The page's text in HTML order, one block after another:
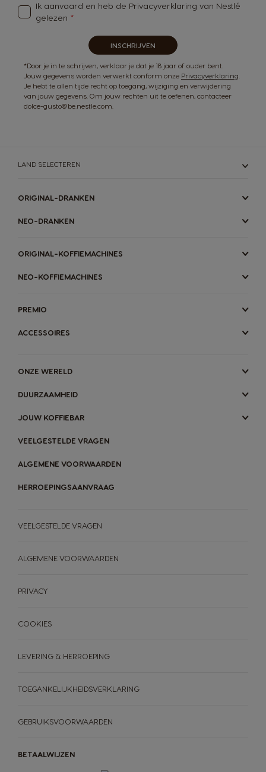
Ik aanvaard en heb de Privacyverklaring van Nestlé
gelezen
INSCHRIJVEN
*Door je in te schrijven, verklaar je dat je 18 jaar of ouder bent.
Jouw gegevens worden verwerkt conform onze Privacyverklaring
Je hebt te allen tijde recht op toegang, wijziging en verwijdering
van jouw gegevens. Om jouw rechten uit te oefenen, contacteer
dolce-gusto@be.nestle.com.
LAND SELECTEREN
ORIGINAL-DRANKEN
NEO-DRANKEN
ORIGINAL-KOFFIEMACHINES
NEO-KOFFIEMACHINES
PREMIO
ACCESSOIRES
ONZE WERELD
DUURZAAMHEID
JOUW KOFFIEBAR
VEELGESTELDE VRAGEN
ALGEMENE VOORWAARDEN
HERROEPINGSAANVRAAG
BETAALWIJZEN
VEELGESTELDE VRAGEN
ALGEMENE VOORWAARDEN
PRIVACY
COOKIES
LEVERING & HERROEPING
TOEGANKELIJKHEIDSVERKLARING
GEBRUIKSVOORWAARDEN